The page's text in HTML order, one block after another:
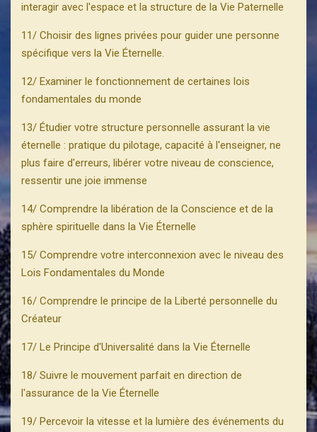
interagir avec l'espace et la structure de la Vie Paternelle
11/ Choisir des lignes privées pour guider une personne
spécifique vers la Vie Éternelle.
12/ Examiner le fonctionnement de certaines lois
fondamentales du monde
13/ Étudier votre structure personnelle assurant la vie
éternelle : pratique du pilotage, capacité à l'enseigner, ne
plus faire d'erreurs, libérer votre niveau de conscience,
ressentir une joie immense
14/ Comprendre la libération de la Conscience et de la
sphère spirituelle dans la Vie Éternelle
15/ Comprendre votre interconnexion avec le niveau des
Lois Fondamentales du Monde
16/ Comprendre le principe de la Liberté personnelle du
Créateur
17/ Le Principe d'Universalité dans la Vie Éternelle
18/ Suivre le mouvement parfait en direction de
l'assurance de la Vie Éternelle
19/ Percevoir la vitesse et la lumière des événements du